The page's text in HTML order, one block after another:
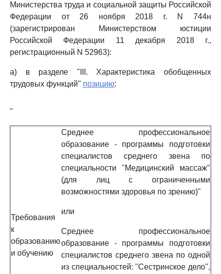
Министерства труда и социальной защиты Российской
Федерации от 26 ноября 2018 г. N 744н
(зарегистрирован Министерством юстиции
Российской Федерации 11 декабря 2018 г.,
регистрационный N 52963):
а) в разделе "III. Характеристика обобщенных
трудовых функций" позицию:
"
Требования
к
образованию
и обучению
Среднее профессиональное
образование - программы подготовки
специалистов среднего звена по
специальности "Медицинский массаж"
(для лиц с ограниченными
возможностями здоровья по зрению)"
или
Среднее профессиональное
образование - программы подготовки
специалистов среднего звена по одной
из специальностей: "Сестринское дело",